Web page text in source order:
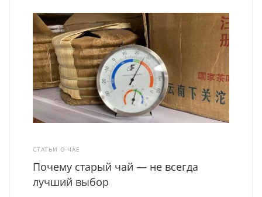
СТАТЬИ О ЧАЕ
Почему старый чай — не всегда
лучший выбор